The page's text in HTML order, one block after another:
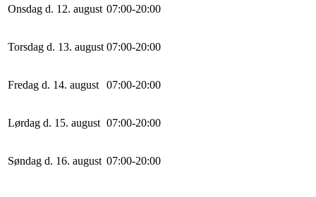
Onsdag d. 12. august 07:00-20:00
Torsdag d. 13. august 07:00-20:00
Fredag d. 14. august 07:00-20:00
Lørdag d. 15. august 07:00-20:00
Søndag d. 16. august 07:00-20:00